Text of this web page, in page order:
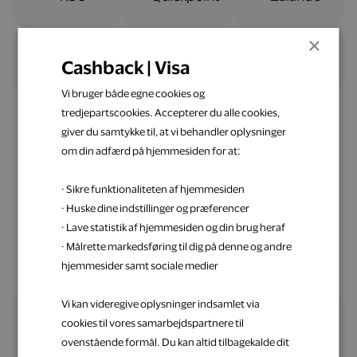
Nemt og ligetil
Spar penge op med Visa
Alle fordele samlet ét sted
×
Cashback | Visa
Vi bruger både egne cookies og
tredjepartscookies. Accepterer du alle cookies,
giver du samtykke til, at vi behandler oplysninger
om din adfærd på hjemmesiden for at:
· Sikre funktionaliteten af hjemmesiden
· Huske dine indstillinger og præferencer
· Lave statistik af hjemmesiden og din brug heraf
· Målrette markedsføring til dig på denne og andre
hjemmesider samt sociale medier
Vi kan videregive oplysninger indsamlet via
cookies til vores samarbejdspartnere til
ovenstående formål. Du kan altid tilbagekalde dit